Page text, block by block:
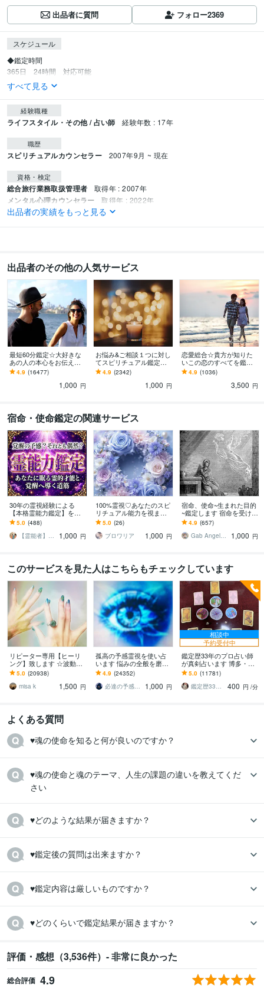
出品者に質問 フォロー2369
スケジュール
◆鑑定時間
365日　24時間　対応可能
すべて見る
経験職種
ライフスタイル・その他 / 占い師 経験年数 : 17年
職歴
スピリチュアルカウンセラー 2007年9月 ~ 現在
資格・検定
総合旅行業務取扱管理者 取得年 : 2007年
メンタル心理カウンセラー 取得年 : 2022年
語学力
英語 ビジネスレベル
出品者の実績をもっと見る
出品者のその他の人気サービス
最短60分鑑定☆大好きな
あの人の本心をお伝えし
ます 【詳細不要】好きな
人の本音と将来への思
い。私をどう思ってる？
4.9 (16477)
1,000 円
お悩み&ご相談１つに対し
てスピリチュアル鑑定し
ます 最短60分で鑑定！人
生・恋愛・家庭・お金・
4.9 (2342)
1,000 円
恋愛総合☆貴方が知りた
いこの恋のすべてを鑑定
します 24時間以内鑑定！
あの人の本音・相性・二
人の絆・未来を鑑定
4.9 (1036)
3,500 円
宿命・使命鑑定の関連サービス
30年の霊視経験による
【本格霊能力鑑定】を行
います 霊感・霊力・スピ
リチュアル能力の覚醒度
と霊的体質を本格鑑定
5.0 (488)
【霊能者】天晴
1,000 円
100%霊視♡あなたのスピ
リチュアル能力を視ます
あなたの持っている潜在
的な霊的能力を鑑定しま
す。
5.0 (26)
ブロワリア
1,000 円
宿命、使命~生まれた目的
~鑑定します 宿命を受け入
れ、乗り越えることで、
輝かしい人生が待ってい
ます
4.9 (657)
Gab AngelLily
1,000 円
このサービスを見た人はこちらもチェックしています
リピーター専用【ヒーリ
ング】致します ☆波動を
上げ、流れを良くします
☆
5.0 (20938)
misa k
1,500 円
孤高の予感霊視を使い占
います 悩みの全般を磨き
上げ、研ぎ澄ました予感
より霊視により導きます
4.9 (24352)
必達の予感霊視 渡邊 潤一
1,000 円
相談中
予約受付中
鑑定歴33年のプロ占い師
が真剣占います 博多・廓
屋の純血統占い祈願師
雷鳥
5.0 (11781)
鑑定歴33年のプロ占い師 雷鳥
400 円 /分
よくある質問
♥魂の使命を知ると何が良いのですか？
♥魂の使命と魂のテーマ、人生の課題の違いを教えてくだ
さい
♥どのような結果が届きますか？
♥鑑定後の質問は出来ますか？
♥鑑定内容は厳しいものですか？
♥どのくらいで鑑定結果が届きますか？
評価・感想（3,536件）- 非常に良かった
総合評価 4.9